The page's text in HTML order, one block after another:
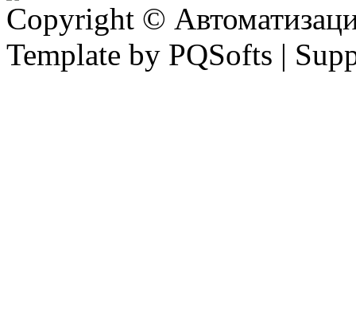
Copyright ©
Template by PQSofts |